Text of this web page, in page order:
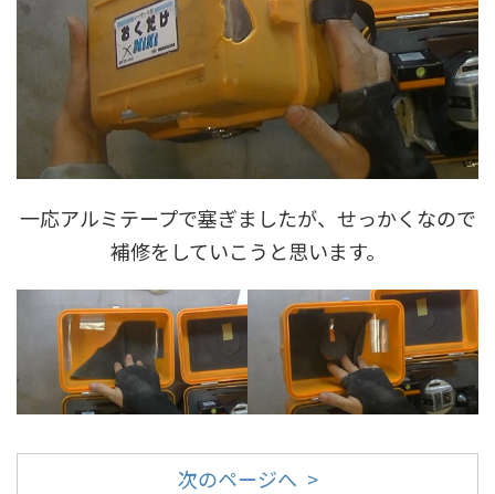
一応アルミテープで塞ぎましたが、せっかくなので
補修をしていこうと思います。
次のページへ >